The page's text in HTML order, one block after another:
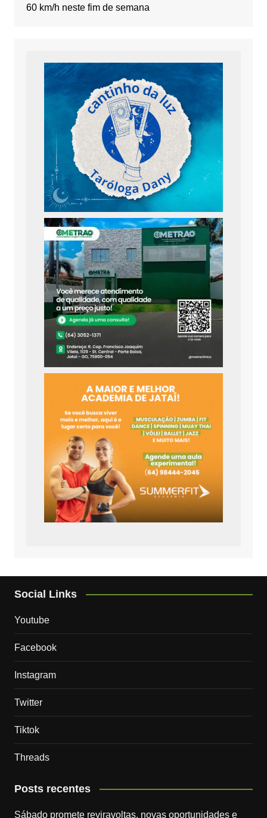
60 km/h neste fim de semana
Social Links
Youtube
Facebook
Instagram
Twitter
Tiktok
Threads
Posts recentes
Sábado promete reviravoltas, novas oportunidades e